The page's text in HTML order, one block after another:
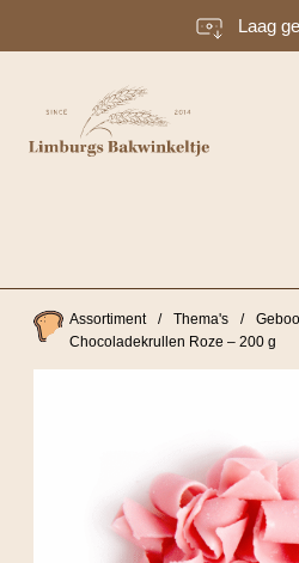
Laag
Assortiment / Thema's /
Chocoladekrullen Roze – 200 g